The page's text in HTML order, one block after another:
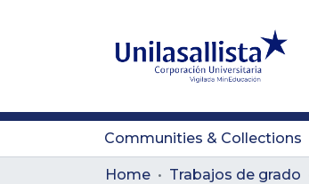
Communities & Collections
Home Trabajos de grado